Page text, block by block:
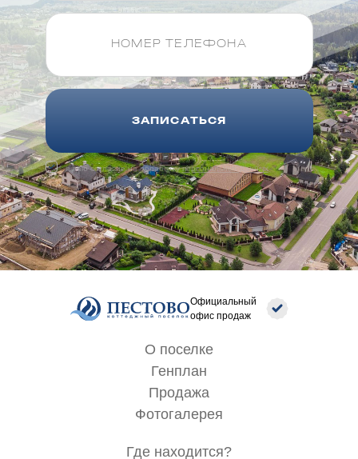
ЗАПИСАТЬСЯ
я даю согласие на обработкуперсональных данных
Официальный
офис продаж
О поселке
Генплан
Продажа
Фотогалерея
Где находится?